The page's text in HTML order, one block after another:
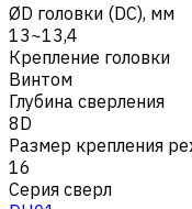
ØD головки (DC), мм
13~13,4
Крепление головки
Винтом
Глубина сверления
8D
Размер крепления
16
Серия сверл